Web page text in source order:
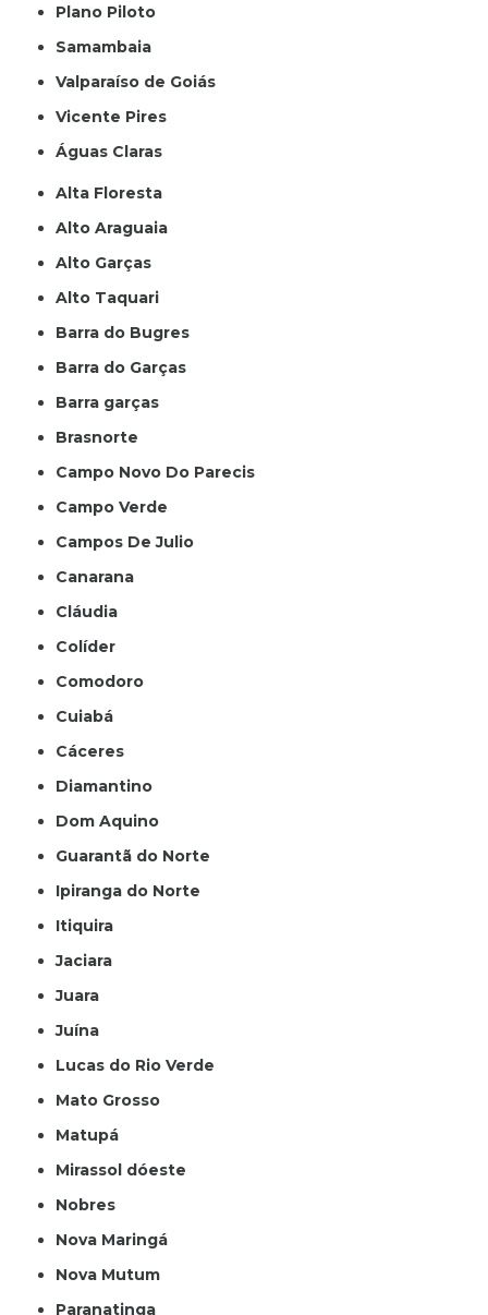
Plano Piloto
Samambaia
Valparaíso de Goiás
Vicente Pires
Águas Claras
Alta Floresta
Alto Araguaia
Alto Garças
Alto Taquari
Barra do Bugres
Barra do Garças
Barra garças
Brasnorte
Campo Novo Do Parecis
Campo Verde
Campos De Julio
Canarana
Cláudia
Colíder
Comodoro
Cuiabá
Cáceres
Diamantino
Dom Aquino
Guarantã do Norte
Ipiranga do Norte
Itiquira
Jaciara
Juara
Juína
Lucas do Rio Verde
Mato Grosso
Matupá
Mirassol dóeste
Nobres
Nova Maringá
Nova Mutum
Paranatinga